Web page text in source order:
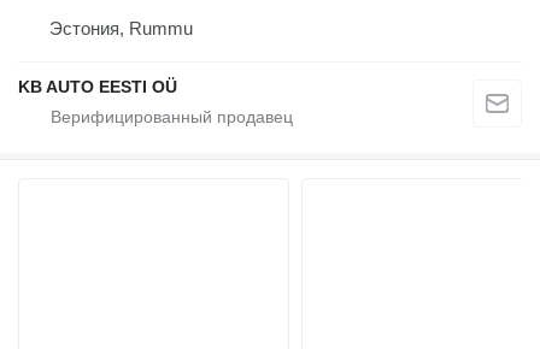
Эстония, Rummu
KB AUTO EESTI OÜ